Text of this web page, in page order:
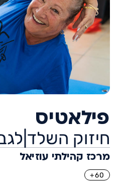
פילאטיס
חיזוק
מרכז קהילתי עוזיאל
60+